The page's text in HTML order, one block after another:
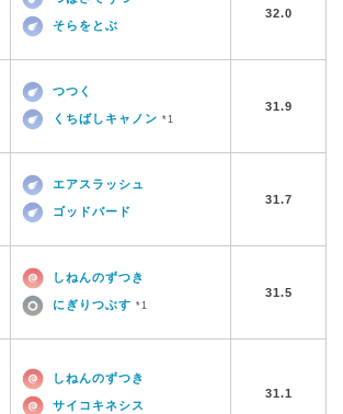
そらをとぶ
32.0
つつく
くちばしキャノン *1
31.9
エアスラッシュ
ゴッドバード
31.7
しねんのずつき
にぎりつぶす *1
31.5
しねんのずつき
サイコキネシス
31.1